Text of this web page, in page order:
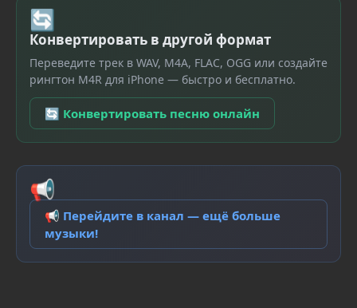
🔄
Конвертировать в другой формат
Переведите трек в WAV, M4A, FLAC, OGG или создайте
рингтон M4R для iPhone — быстро и бесплатно.
🔄 Конвертировать песню онлайн
📢
📢 Перейдите в канал — ещё больше
музыки!